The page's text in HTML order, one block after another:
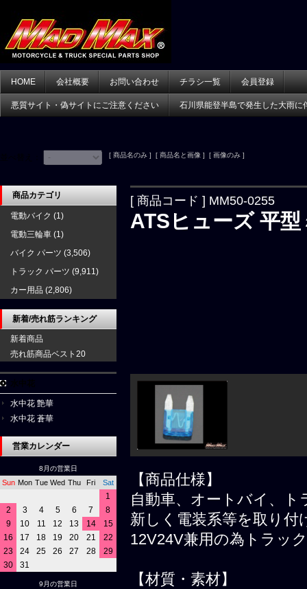
HOME 会社概要 お問い合わせ チラシ一覧 会員登録
悪質サイト・偽サイトにご注意ください 石川県能登半島で発生した大雨に
[ 商品名のみ ] [ 商品名と画像 ] [ 画像のみ ]
[ 商品コード ] MM50-0255
ATSヒューズ 平
【商品仕様】
自動車、オートバイ、
新しく電装系等を取り付
12V24V兼用の為トラッ
【材質・素材】
商品カテゴリ
電動バイク (1)
電動三輪車 (1)
バイク パーツ (3,506)
トラック パーツ (9,911)
カー用品 (2,806)
新着/売れ筋ランキング
新着商品
売れ筋商品ベスト20
水中花 艶華
水中花 蒼華
営業カレンダー
8月の営業日
Sun Mon Tue Wed Thu Fri Sat
1
2
3 4 5 6 7
8
9
10 11 12 13 14
15
16
17 18 19 20 21
22
23
24 25 26 27 28
29
30
31
9月の営業日